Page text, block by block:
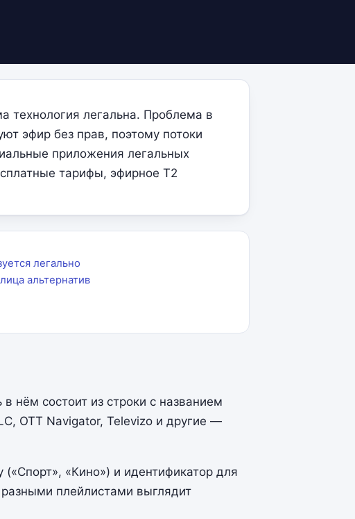
технология легальна. Проблема в
эфир без прав, поэтому потоки
приложения легальных
тарифы, эфирное Т2
легально
альтернатив
нём состоит из строки с названием
OTT Navigator, Televizo и другие —
«Кино») и идентификатор для
плейлистами выглядит